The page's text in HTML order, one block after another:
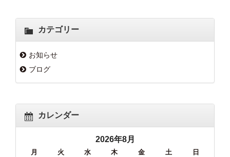
カテゴリー
お知らせ
ブログ
カレンダー
2026年8月
月 火 水 木 金 土 日